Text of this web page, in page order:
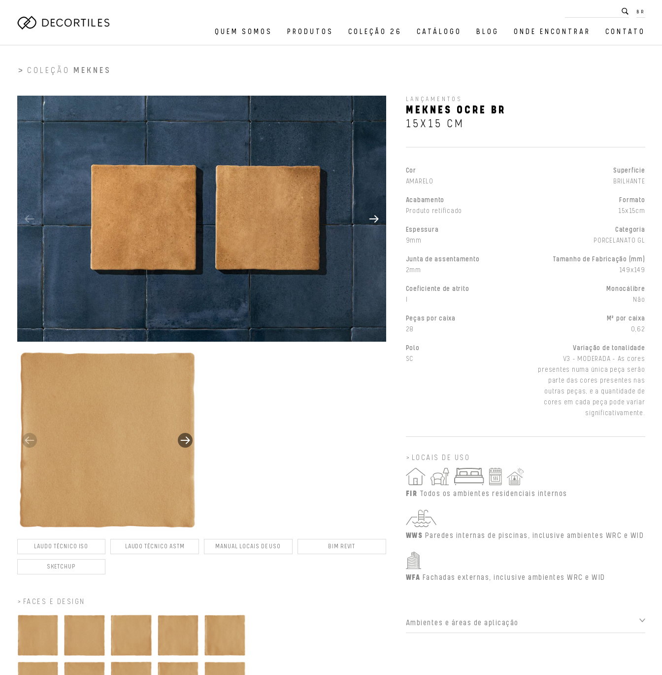
BR
QUEM SOMOS PRODUTOS COLEÇÃO 26 CATÁLOGO BLOG ONDE ENCONTRAR CONTATO
COLEÇÃO MEKNES
LAUDO TÉCNICO ISO LAUDO TÉCNICO ASTM MANUAL LOCAIS DE USO BIM REVIT
SKETCHUP
FACES E DESIGN
LANÇAMENTOS
MEKNES OCRE BR
15X15 CM
Cor
AMARELO
Superfície
BRILHANTE
Acabamento
Produto retificado
Formato
15x15cm
Espessura
9mm
Categoria
PORCELANATO GL
Junta de assentamento
2mm
Tamanho de Fabricação (mm)
149x149
Coeficiente de atrito
Monocálibre
Não
Peças por caixa
28
M² por caixa
0,62
Polo
SC
Variação de tonalidade
V3 - MODERADA - As cores
presentes numa única peça serão
parte das cores presentes nas
outras peças, e a quantidade de
cores em cada peça pode variar
significativamente.
LOCAIS DE USO
FIR Todos os ambientes residenciais internos
WWS Paredes internas de piscinas, inclusive ambientes WRC e WID
WFA Fachadas externas, inclusive ambientes WRC e WID
Ambientes e áreas de aplicação